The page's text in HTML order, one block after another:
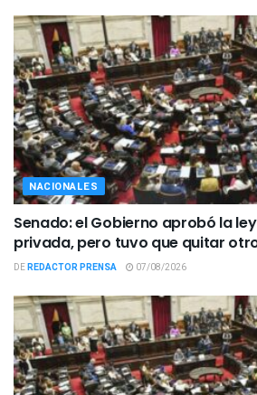
NACIONALES
Senado: el Gobierno aprobó la
privada, pero tuvo que quitar
DEREDACTOR PRENSA 07/08/2026